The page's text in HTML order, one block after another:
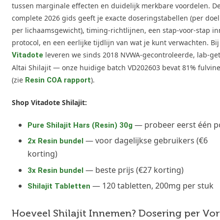
tussen marginale effecten en duidelijk merkbare voordelen.
complete 2026 gids geeft je exacte doseringstabellen (per
per lichaamsgewicht), timing-richtlijnen, een stap-voor-stap
protocol, en een eerlijke tijdlijn van wat je kunt verwachten. Bij
Vitadote leveren we sinds 2018 NVWA-gecontroleerde, lab-
Altai Shilajit — onze huidige batch VD202603 bevat 81%
(zie Resin COA rapport).
Shop Vitadote Shilajit:
Pure Shilajit Hars (Resin) 30g — probeer eerst één
2x Resin bundel — voor dagelijkse gebruikers (€6
korting)
3x Resin bundel — beste prijs (€27 korting)
Shilajit Tabletten — 120 tabletten, 200mg per stuk
Hoeveel Shilajit Innemen? Dosering per